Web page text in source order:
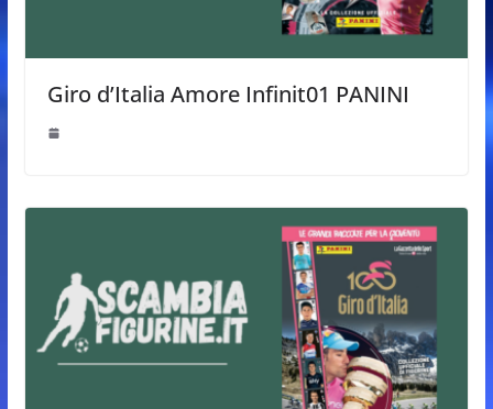
Giro d’Italia Amore Infinit01 PANINI